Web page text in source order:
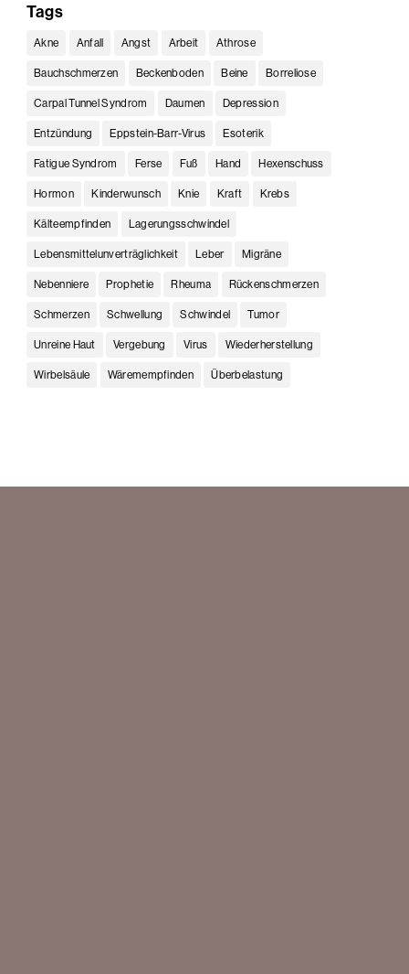
Tags
Akne Anfall Angst Arbeit Athrose
Bauchschmerzen Beckenboden Beine Borreliose
Carpal Tunnel Syndrom Daumen Depression
Entzündung Eppstein-Barr-Virus Esoterik
Fatigue Syndrom Ferse Fuß Hand Hexenschuss
Hormon Kinderwunsch Knie Kraft Krebs
Kälteempfinden Lagerungsschwindel
Lebensmittelunverträglichkeit Leber Migräne
Nebenniere Prophetie Rheuma Rückenschmerzen
Schmerzen Schwellung Schwindel Tumor
Unreine Haut Vergebung Virus Wiederherstellung
Wirbelsäule Wäremempfinden Überbelastung